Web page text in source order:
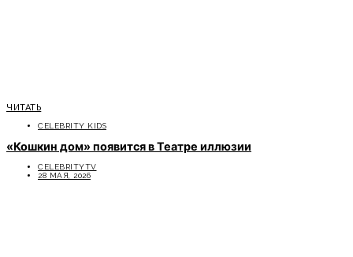
ЧИТАТЬ
CELEBRITY KIDS
«Кошкин дом» появится в Театре иллюзии
CELEBRITYTV
28 МАЯ, 2026